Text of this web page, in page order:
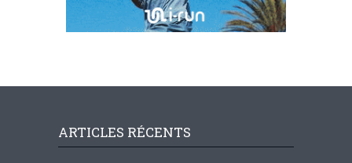
ARTICLES RÉCENTS